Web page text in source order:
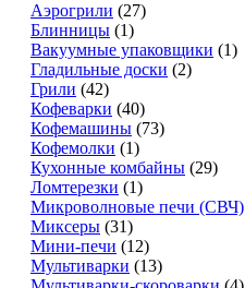
Аэрогрили (27)
Блинницы (1)
Вакуумные упаковщики (1)
Гладильные доски (2)
Грили (42)
Кофеварки (40)
Кофемашины (73)
Кофемолки (1)
Кухонные комбайны (29)
Ломтерезки (1)
Микроволновые печи (СВЧ)
Миксеры (31)
Мини-печи (12)
Мультиварки (13)